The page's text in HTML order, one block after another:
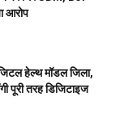
आरोप
हेल्थ मॉडल जिला,
पूरी तरह डिजिटाइज